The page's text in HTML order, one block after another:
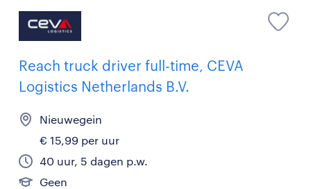
Reach truck driver full-time, CEVA
Logistics Netherlands B.V.
Nieuwegein
€ 15,99 per uur
40 uur, 5 dagen p.w.
Geen